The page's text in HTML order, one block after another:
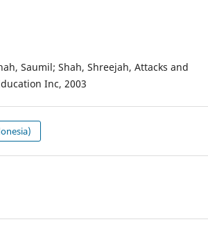
Saumil; Shah, Shreejah, Attacks and
Inc, 2003